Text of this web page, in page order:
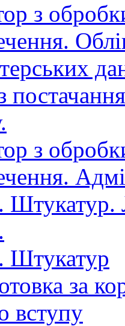
з
з
Штукатур.
Штукатур
за
вступу